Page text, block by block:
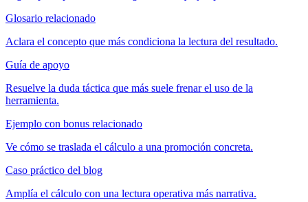
Glosario relacionado
Aclara el concepto que más condiciona la lectura del resultado.
Guía de apoyo
Resuelve la duda táctica que más suele frenar el uso de la
herramienta.
Ejemplo con bonus relacionado
Ve cómo se traslada el cálculo a una promoción concreta.
Caso práctico del blog
Amplía el cálculo con una lectura operativa más narrativa.